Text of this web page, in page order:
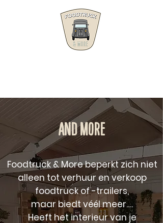
AND MORE
Foodtruck & More beperkt zich niet
alleen tot verhuur en verkoop
foodtruck of -trailers,
maar biedt véél meer….
Heeft het interieur van je